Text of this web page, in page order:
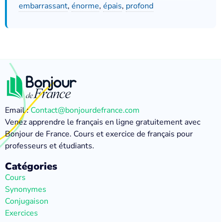
embarrassant, énorme, épais, profond
Email :Contact@bonjourdefrance.com
Venez apprendre le français en ligne gratuitement avec
Bonjour de France. Cours et exercice de français pour
professeurs et étudiants.
Catégories
Cours
Synonymes
Conjugaison
Exercices